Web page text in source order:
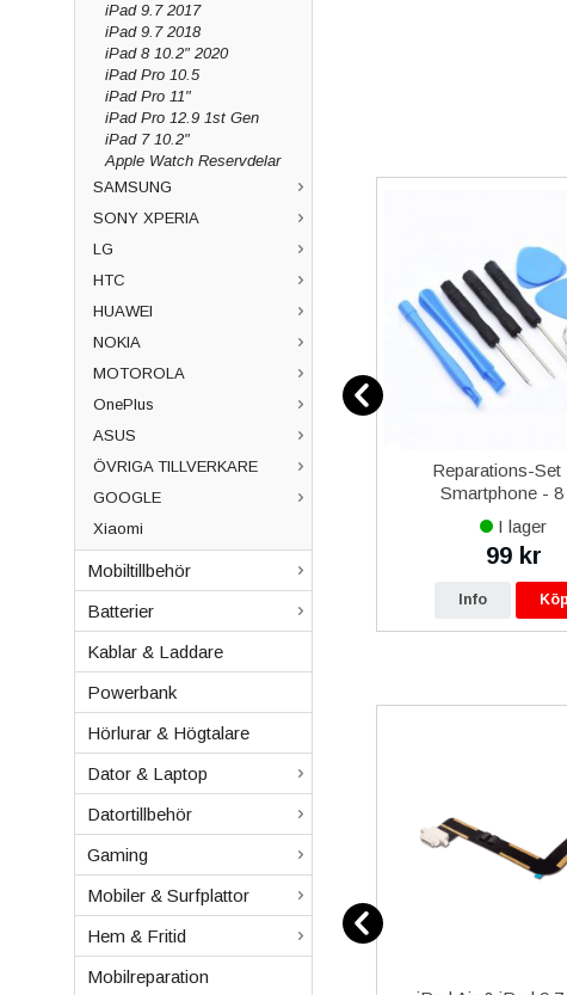
iPad 9.7 2017
iPad 9.7 2018
iPad 8 10.2" 2020
iPad Pro 10.5
iPad Pro 11"
iPad Pro 12.9 1st Gen
iPad 7 10.2"
Apple Watch Reservdelar
SAMSUNG
SONY XPERIA
LG
HTC
HUAWEI
NOKIA
MOTOROLA
OnePlus
ASUS
ÖVRIGA TILLVERKARE
GOOGLE
Xiaomi
Mobiltillbehör
Batterier
Kablar & Laddare
Powerbank
Hörlurar & Högtalare
Dator & Laptop
Datortillbehör
Gaming
Mobiler & Surfplattor
Hem & Fritid
Mobilreparation
iPhone 13 mini iPhone 13 Pro
Max iPhone 14 Plus iPhone
iPhone 15 Pro Max Baseus
Magnetisk Mobilhållare
649 kr
Reparations-Set
Smartphone - 8
I lager
99 kr
Info Köp